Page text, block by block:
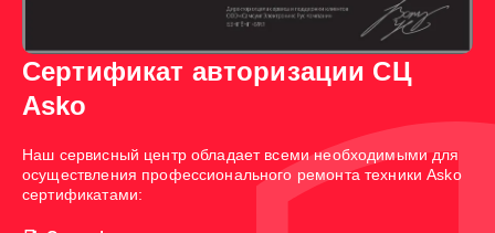
Сертификат авторизации СЦ
Asko
Наш сервисный центр обладает всеми необходимыми для
осуществления профессионального ремонта техники Asko
сертификатами: